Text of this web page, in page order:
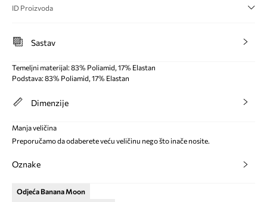
ID Proizvoda
Sastav
Temeljni materijal: 83% Poliamid, 17% Elastan
Podstava: 83% Poliamid, 17% Elastan
Dimenzije
Manja veličina
Preporučamo da odaberete veću veličinu nego što inače nosite.
Oznake
Odjeća Banana Moon